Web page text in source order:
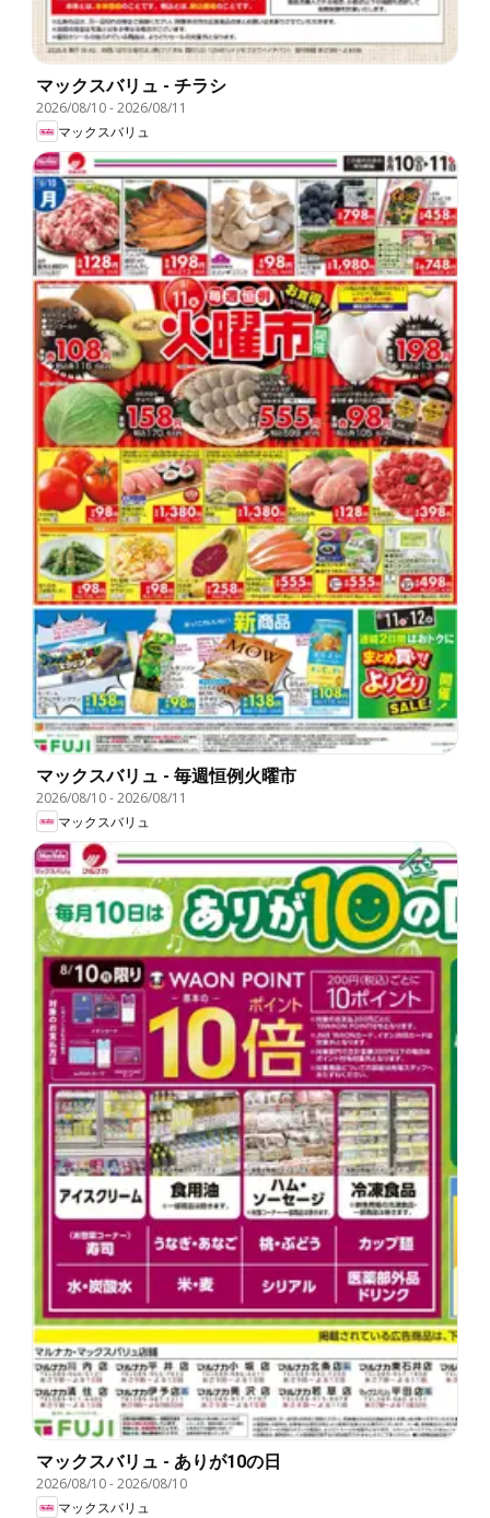
マックスバリュ - チラシ
2026/08/10-2026/08/11
マックスバリュ
マックスバリュ - 毎週恒例火曜市
2026/08/10-2026/08/11
マックスバリュ
マックスバリュ - ありが10の日
2026/08/10-2026/08/10
マックスバリュ